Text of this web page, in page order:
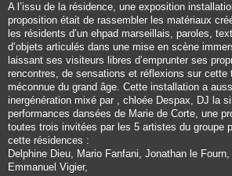
A l’issu de la résidence, une exposition
proposition était de rassembler les matériaux
les résidents d’un ehpad marseillais, paroles,
d’objets articulés dans une mise en scène
laissant ses visiteurs libres d’emprunter ses
rencontres, de sensations et réflexions sur cette
méconnue du grand âge. Cette installation a
inergénération mixé par , chloée Despax, DJ la
performances dansées de Marie de Corte, une
toutes trois invitées par les 5 artistes du groupe
cette résidences :
Delphine Dieu, Mario Fanfani, Jonathan le Fourn,
Emmanuel Vigier,